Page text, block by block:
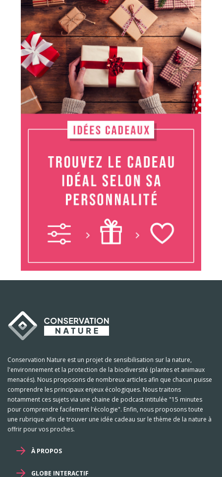
Conservation Nature est un projet de sensibilisation sur la nature,
l'environnement et la protection de la biodiversité (plantes et animaux
menacés). Nous proposons de nombreux articles afin que chacun puisse
comprendre les principaux enjeux écologiques. Nous traitons
notamment ces sujets via une chaine de podcast intitulée "15 minutes
pour comprendre facilement l'écologie". Enfin, nous proposons toute
une rubrique afin de trouver une idée cadeau sur le thème de la nature à
offrir pour vos proches.
À PROPOS
GLOBE INTERACTIF